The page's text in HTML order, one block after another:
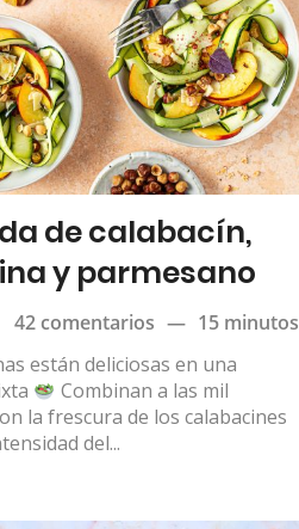
de calabacín,
y parmesano
42 comentarios — 15 minutos
están deliciosas en una
Combinan a las mil
la frescura de los calabacines
del...